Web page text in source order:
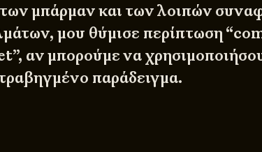
των μπάρμαν και των λοιπών
μου θύμισε περίπτωση
αν μπορούμε να
παράδειγμα.